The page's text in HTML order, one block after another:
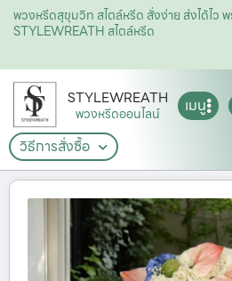
พวงหรีดสุขุมวิท สไตล์หรีด สั่งง่าย ส่งได้ไว
STYLEWREATH สไตล์หรีด
STYLEWREATH
พวงหรีดออนไลน์ เมนู
วิธีการสั่งซื้อ